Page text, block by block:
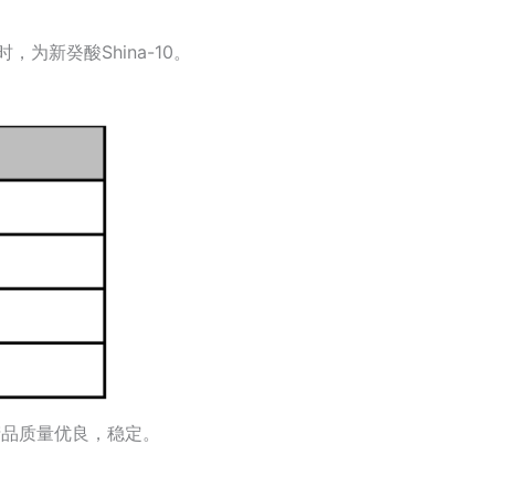
为新癸酸Shina-10。
质量优良，稳定。